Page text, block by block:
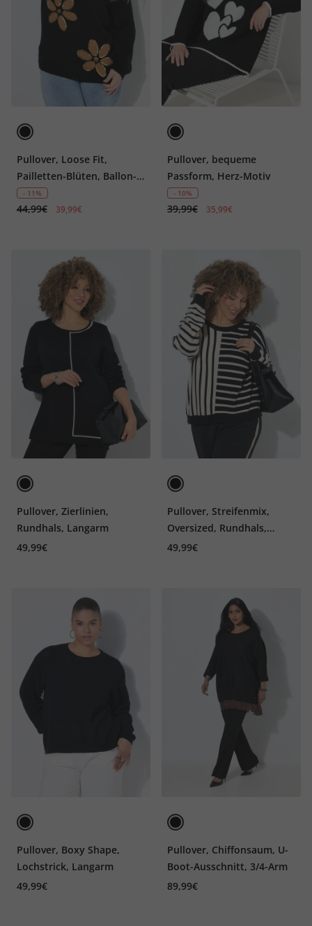
Pullover, Loose Fit,
Pailletten-Blüten, Ballon-
Langarm
- 11%
44,99€ 39,99€
Pullover, bequeme
Passform, Herz-Motiv
- 10%
39,99€ 35,99€
Pullover, Zierlinien,
Rundhals, Langarm
49,99€
Pullover, Streifenmix,
Oversized, Rundhals,
Langarm
49,99€
Pullover, Boxy Shape,
Lochstrick, Langarm
49,99€
Pullover, Chiffonsaum, U-
Boot-Ausschnitt, 3/4-Arm
89,99€